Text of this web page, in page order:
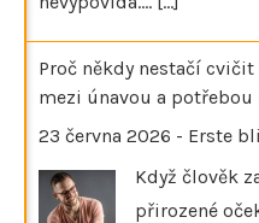
Proč někdy nestačí
mezi únavou a potřebou
23 června 2026 - Erste
Když člověk
přirozené